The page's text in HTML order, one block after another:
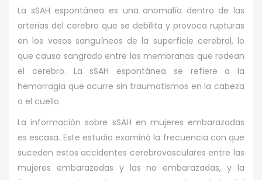
La sSAH espontánea es una anomalía dentro de las
arterias del cerebro que se debilita y provoca rupturas
en los vasos sanguíneos de la superficie cerebral, lo
que causa sangrado entre las membranas que rodean
el cerebro. La sSAH espontánea se refiere a la
hemorragia que ocurre sin traumatismos en la cabeza
o el cuello.
La información sobre sSAH en mujeres embarazadas
es escasa. Este estudio examinó la frecuencia con que
suceden estos accidentes cerebrovasculares entre las
mujeres embarazadas y las no embarazadas, y la